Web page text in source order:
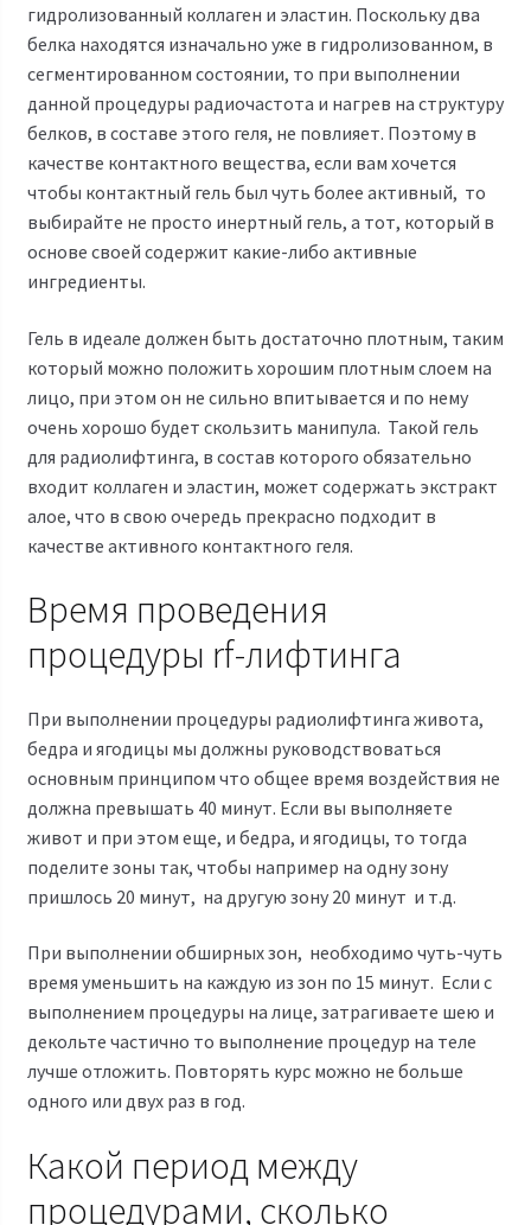
гидролизованный коллаген и эластин. Поскольку два
белка находятся изначально уже в гидролизованном, в
сегментированном состоянии, то при выполнении
данной процедуры радиочастота и нагрев на структуру
белков, в составе этого геля, не повлияет. Поэтому в
качестве контактного вещества, если вам хочется
чтобы контактный гель был чуть более активный, то
выбирайте не просто инертный гель, а тот, который в
основе своей содержит какие-либо активные
ингредиенты.
Гель в идеале должен быть достаточно плотным, таким
который можно положить хорошим плотным слоем на
лицо, при этом он не сильно впитывается и по нему
очень хорошо будет скользить манипула. Такой гель
для радиолифтинга, в состав которого обязательно
входит коллаген и эластин, может содержать экстракт
алое, что в свою очередь прекрасно подходит в
качестве активного контактного геля.
Время проведения
процедуры rf-лифтинга
При выполнении процедуры радиолифтинга живота,
бедра и ягодицы мы должны руководствоваться
основным принципом что общее время воздействия не
должна превышать 40 минут. Если вы выполняете
живот и при этом еще, и бедра, и ягодицы, то тогда
поделите зоны так, чтобы например на одну зону
пришлось 20 минут, на другую зону 20 минут и т.д.
При выполнении обширных зон, необходимо чуть-чуть
время уменьшить на каждую из зон по 15 минут. Если с
выполнением процедуры на лице, затрагиваете шею и
декольте частично то выполнение процедур на теле
лучше отложить. Повторять курс можно не больше
одного или двух раз в год.
Какой период между
процедурами, сколько